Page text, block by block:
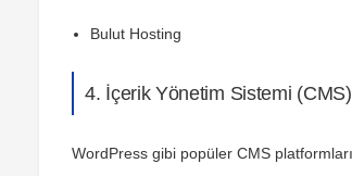
Bulut Hosting
4. İçerik Yönetim Sistemi
WordPress gibi popüler CMS